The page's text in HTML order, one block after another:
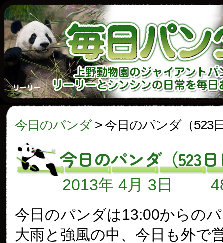
今日のパンダ> 今日のパンダ（523
今日のパンダ（523
2013年 4月 3日
今日のパンダは13:00からの
大雨と強風の中、今日も外で